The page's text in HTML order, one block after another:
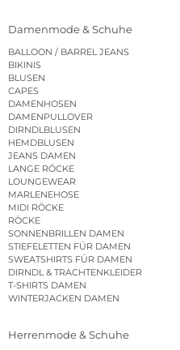
Damenmode & Schuhe
BALLOON / BARREL JEANS
BIKINIS
BLUSEN
CAPES
DAMENHOSEN
DAMENPULLOVER
DIRNDLBLUSEN
HEMDBLUSEN
JEANS DAMEN
LANGE RÖCKE
LOUNGEWEAR
MARLENEHOSE
MIDI RÖCKE
RÖCKE
SONNENBRILLEN DAMEN
STIEFELETTEN FÜR DAMEN
SWEATSHIRTS FÜR DAMEN
DIRNDL & TRACHTENKLEIDER
T-SHIRTS DAMEN
WINTERJACKEN DAMEN
Herrenmode & Schuhe